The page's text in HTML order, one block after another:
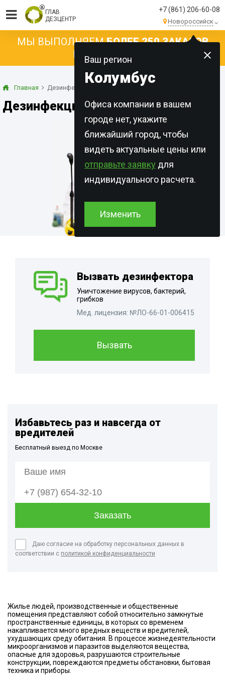
ГЛАВ
ДЕЗЦЕНТР
+7 (861) 206-60-08
Новороссийск
Ваш регион
Колумбус
Офиса компании в вашем
городе нет, укажите
ближайший город, чтобы
видеть актуальные цены или
отправьте заявку для
индивидуального расчета.
Изменить
МЫ ВЫПОЛНЯЕМБОЛЕЕ 250 ЗАКАЗОВ
КАЖДЫЙ ДЕНЬ!
Главная Дезинфекция
Дезинфекция в Новороссийске
Вызвать дезинфектора
Уничтожение вирусов, бактерий,
грибков
Мед. лицензия: №ЛО-66-01-006415
Вызвать
Избавьтесь раз и навсегда от
вредителей
Бесплатный выезд по Москве
Даю согласие на обработку персональных данных в
соответствии с политикой конфиденциальности
Жилье людей, производственные и общественные
помещения представляют собой относительно замкнутые
пространственные единицы, в которых со временем
накапливается много вредных веществ и вредителей,
ухудшающих среду обитания. В процессе жизнедеятельности
микроорганизмов и паразитов выделяются вещества,
опасные для здоровья, разрушаются строительные
конструкции, повреждаются предметы обстановки, бытовая
техника и приборы.